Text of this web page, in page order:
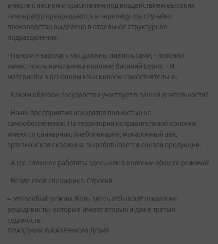
вместе с песком и красителем под воздействием высоких
температур превращаются в черепицу. Не случайно
производство выделено в отдельное структурное
подразделение.
- Налоги и зарплату мы должны платить сами, - пояснил
заместитель начальника колонии Василий Буряк. - И
материалы в основном изыскиваем самостоятельно.
- Каким образом государство участвует в вашей деятельности?
- Наши предприятия находятся полностью на
самообеспечении. На территории исправительной колонии
имеются свинарник, хлебопекарня, макаронный цех,
артезианская скважина, вырабатывается соевая продукция.
- А где сложнее работать: здесь или в колонии общего режима?
- Везде своя специфика. Строгий
– это особый режим. Ведь здесь отбывают наказание
рецидивисты, которые имеют вторую и даже третью
судимость.
ПРАЗДНИК В КАЗЕННОМ ДОМЕ